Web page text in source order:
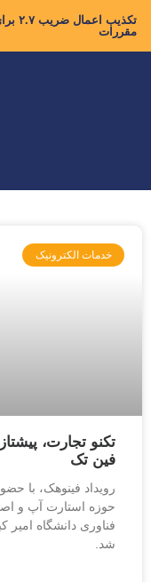
مقررات
خدمات الکترونیک
تکنو تجارت،
فین تک
رویداد فینوهک، با
فناوری دانشگاه امیر
شد.